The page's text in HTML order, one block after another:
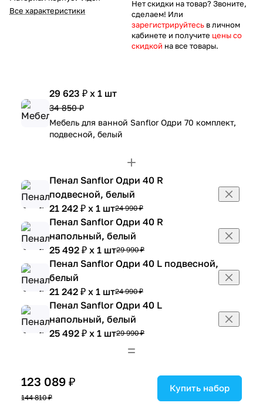
Все характеристики
Нет скидки на товар? Звоните,
сделаем! Или
зарегистрируйтесь в личном
кабинете и получите цены со
скидкой на все товары.
29 623 ₽ x 1 шт
34 850 ₽
Мебель для ванной Sanflor Одри 70 комплект,
подвесной, белый
Пенал Sanflor Одри 40 R
подвесной, белый
21 242 ₽ x 1 шт24 990 ₽
Пенал Sanflor Одри 40 R
напольный, белый
25 492 ₽ x 1 шт29 990 ₽
Пенал Sanflor Одри 40 L подвесной,
белый
21 242 ₽ x 1 шт24 990 ₽
Пенал Sanflor Одри 40 L
напольный, белый
25 492 ₽ x 1 шт29 990 ₽
123 089 ₽
144 810 ₽
Купить набор